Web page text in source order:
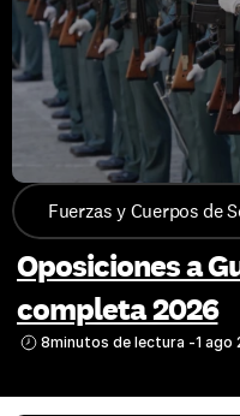
Fuerzas y Cuerpos de
Oposiciones a
completa 2026
8minutos de lectura -1 ago